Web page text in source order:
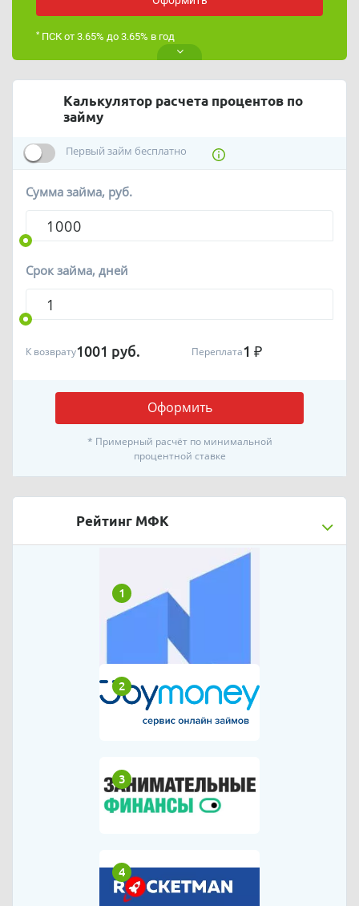
*ПСК от 3.65% до 3.65% в год
Калькулятор расчета процентов по
займу
Первый займ бесплатно
Сумма займа, руб.
Срок займа, дней
Оформить
К возврату1001 руб. Переплата1 ₽
* Примерный расчёт по минимальной
процентной ставке
Рейтинг МФК
1
2
3
4